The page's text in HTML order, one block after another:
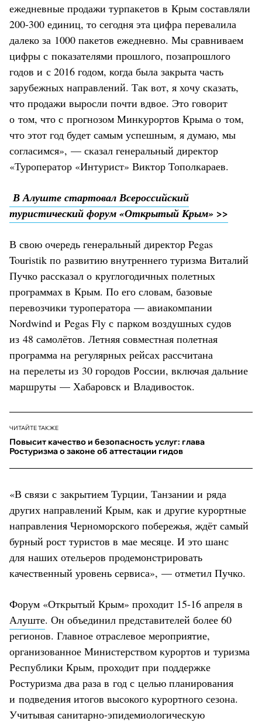
ежедневные продажи турпакетов в Крым составляли
200-300 единиц, то сегодня эта цифра перевалила
далеко за 1000 пакетов ежедневно. Мы сравниваем
цифры с показателями прошлого, позапрошлого
годов и с 2016 годом, когда была закрыта часть
зарубежных направлений. Так вот, я хочу сказать,
что продажи выросли почти вдвое. Это говорит
о том, что с прогнозом Минкурортов Крыма о том,
что этот год будет самым успешным, я думаю, мы
согласимся», — сказал генеральный директор
«Туроператор «Интурист» Виктор Тополкараев.
В Алуште стартовал Всероссийский
туристический форум «Открытый Крым» >>
В свою очередь генеральный директор Pegas
Touristik по развитию внутреннего туризма Виталий
Пучко рассказал о круглогодичных полетных
программах в Крым. По его словам, базовые
перевозчики туроператора — авиакомпании
Nordwind и Pegas Fly с парком воздушных судов
из 48 самолётов. Летняя совместная полетная
программа на регулярных рейсах рассчитана
на перелеты из 30 городов России, включая дальние
маршруты — Хабаровск и Владивосток.
ЧИТАЙТЕ ТАКЖЕ
Повысит качество и безопасность услуг: глава
Ростуризма о законе об аттестации гидов
«В связи с закрытием Турции, Танзании и ряда
других направлений Крым, как и другие курортные
направления Черноморского побережья, ждёт самый
бурный рост туристов в мае месяце. И это шанс
для наших отельеров продемонстрировать
качественный уровень сервиса», — отметил Пучко.
Форум «Открытый Крым» проходит 15-16 апреля в
Алуште. Он объединил представителей более 60
регионов. Главное отраслевое мероприятие,
организованное Министерством курортов и туризма
Республики Крым, проходит при поддержке
Ростуризма два раза в год с целью планирования
и подведения итогов высокого курортного сезона.
Учитывая санитарно-эпидемиологическую